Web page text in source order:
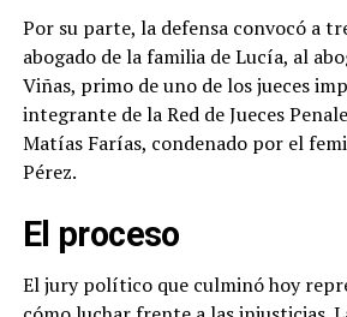
Por su parte, la defensa convocó a
abogado de la familia de Lucía, al
Viñas, primo de uno de los jueces
integrante de la Red de Jueces
Matías Farías, condenado por el
Pérez.
El proceso
El jury político que culminó hoy